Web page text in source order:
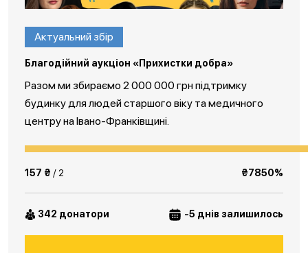
Актуальний збір
Благодійний аукціон «Прихистки добра»
Разом ми збираємо 2 000 000 грн підтримку
будинку для людей старшого віку та медичного
центру на Івано-Франківщині.
157 ₴ / 2 ₴7850%
342 донатори -5 днів залишилось